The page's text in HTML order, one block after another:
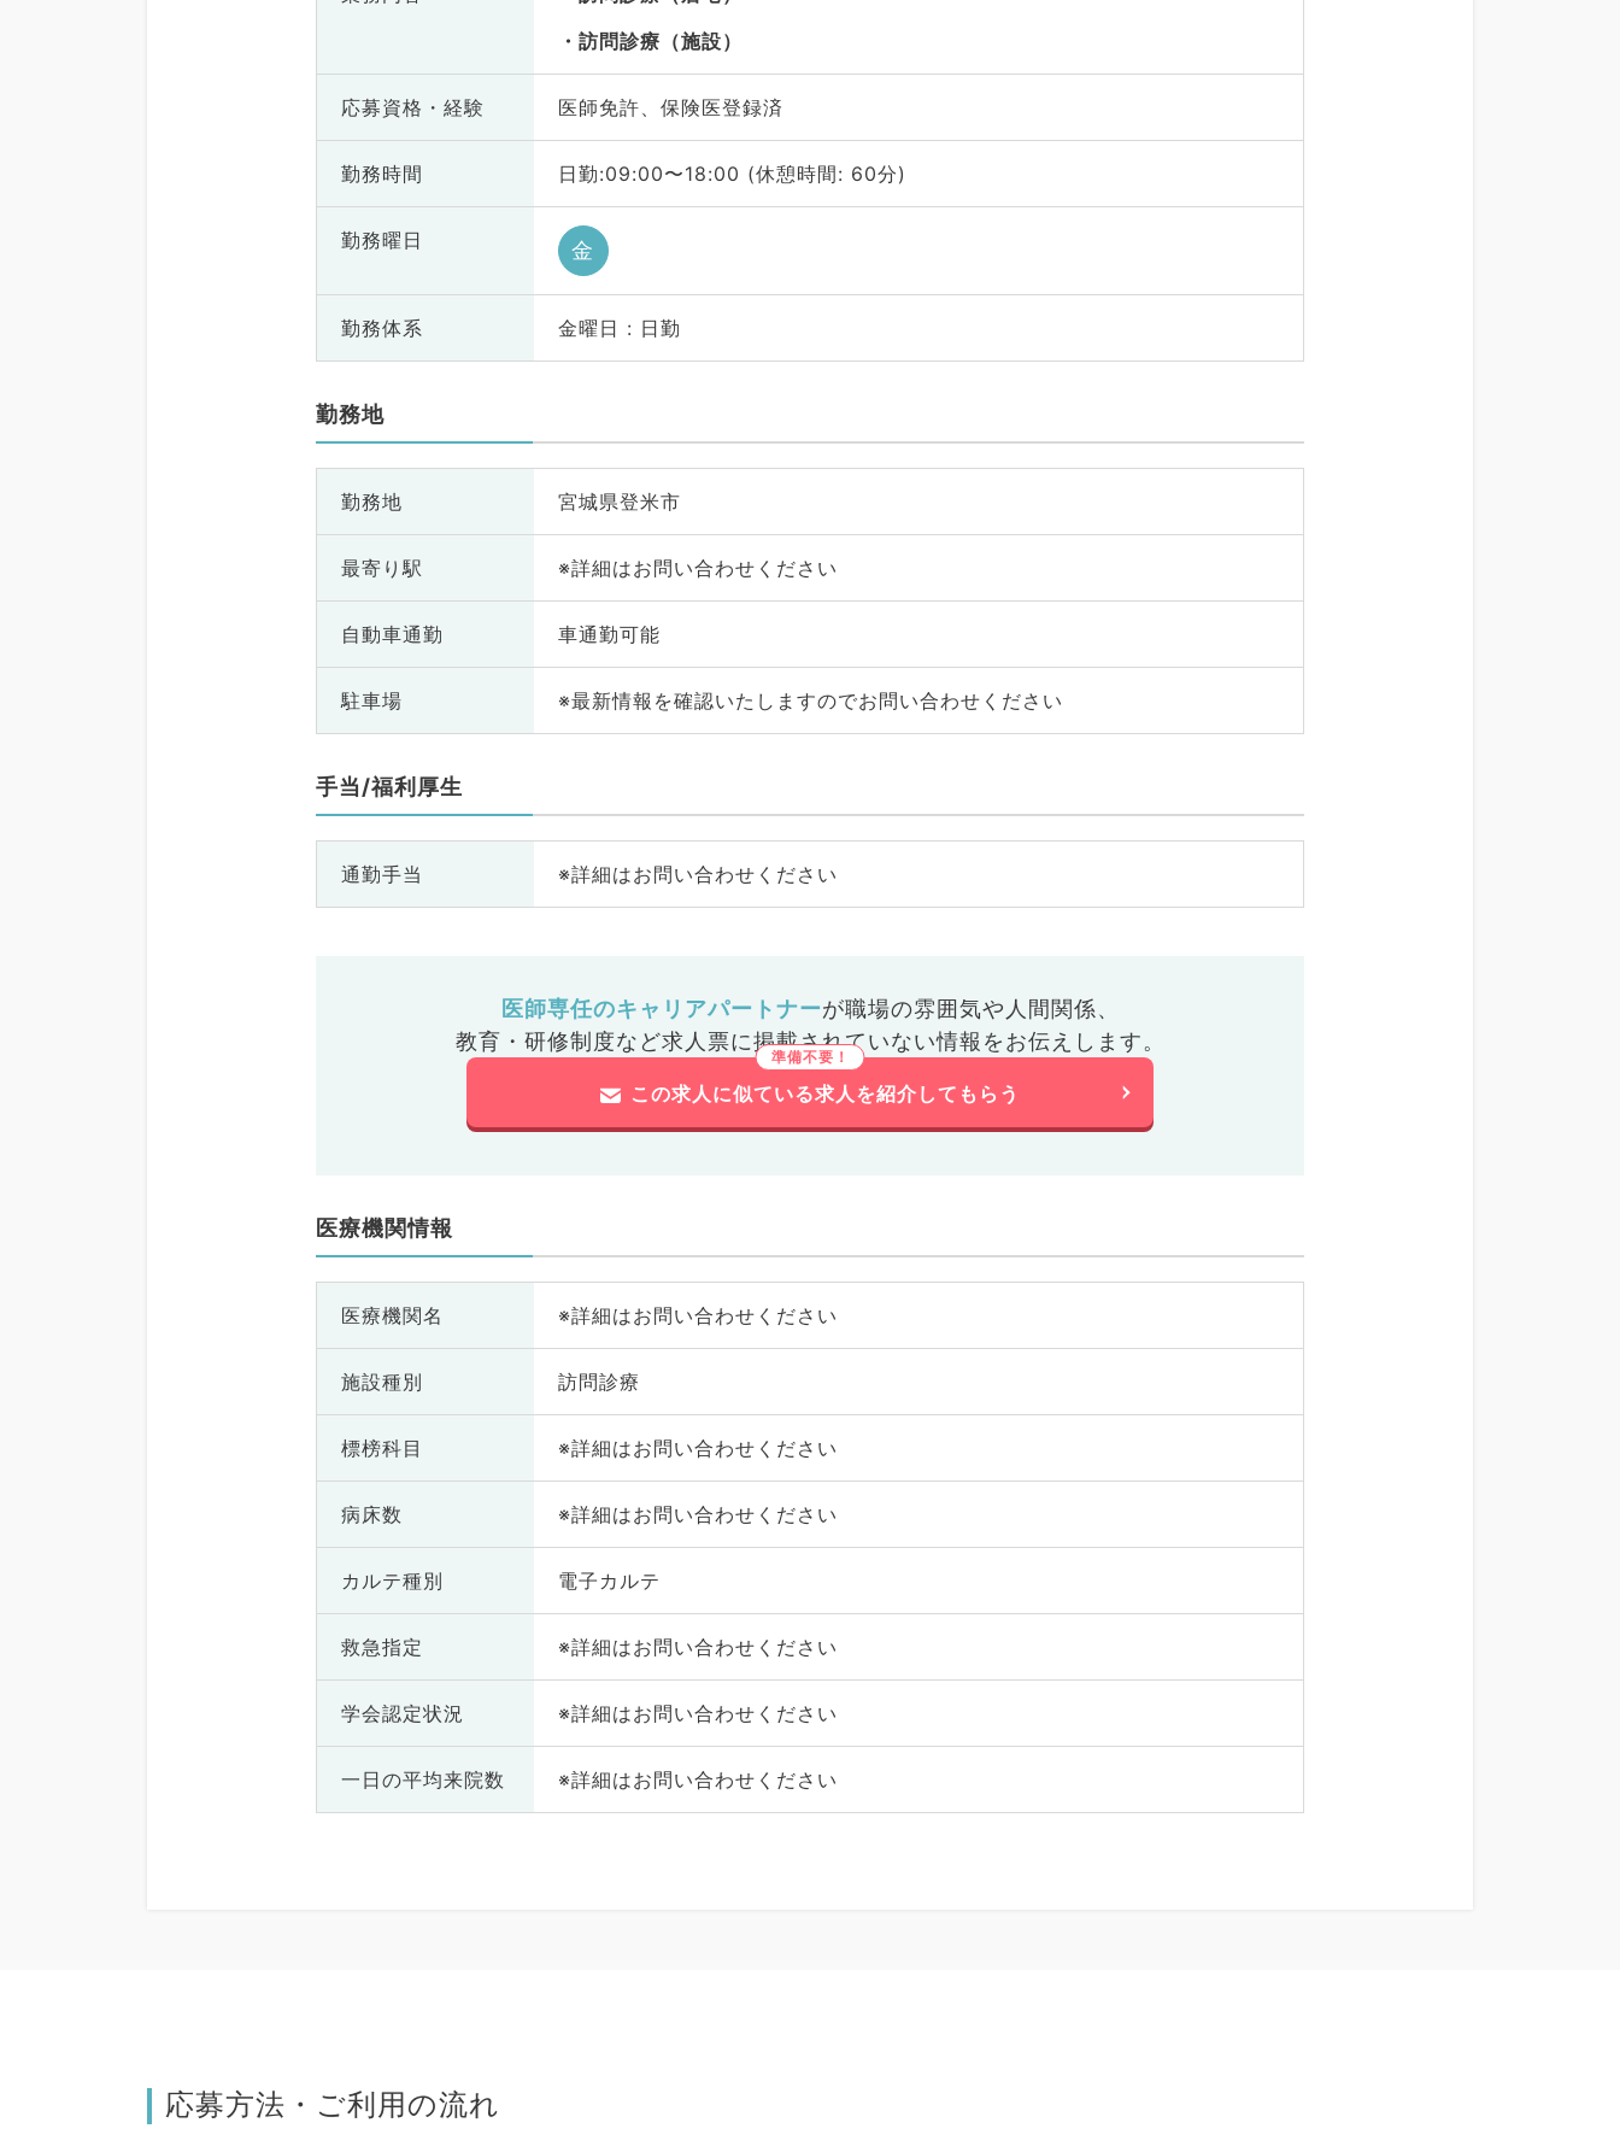
訪問診療（施設）
応募資格・ 経験 医師免許、保険医登録済
勤務時間 日勤:09:00〜18:00 (休憩時間: 60分)
勤務曜日 金
勤務体系 金曜日 : 日勤
勤務地
勤務地 宮城県登米市
最寄り駅 ※詳細はお問い合わせください
自動車通勤 車通勤可能
駐車場 ※最新情報を確認いたしますのでお問い合わせください
手当/福利厚生
通勤手当 ※詳細はお問い合わせください
医師専任のキャリアパートナーが職場の雰囲気や人間関係、
教育・研修制度など求人票に掲載されていない情報をお伝えします。
この求人に似ている求人を紹介してもらう
医療機関情報
医療機関名 ※詳細はお問い合わせください
施設種別 訪問診療
標榜科目 ※詳細はお問い合わせください
病床数 ※詳細はお問い合わせください
カルテ種別 電子カルテ
救急指定 ※詳細はお問い合わせください
学会認定状況 ※詳細はお問い合わせください
一日の平均来院数 ※詳細はお問い合わせください
応募方法・ご利用の流れ